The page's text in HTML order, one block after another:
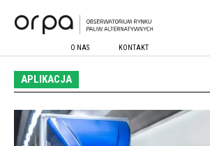
O NAS KONTAKT
APLIKACJA